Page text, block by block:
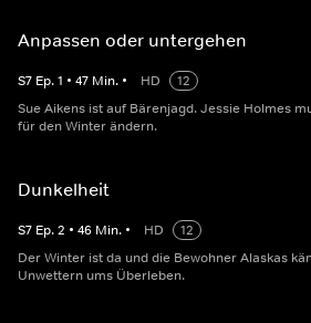
Anpassen oder untergehen
S7 Ep.1 • 47 Min. • HD
12
Sue Aikens ist auf Bärenjagd. Jessie Holmes
für den Winter ändern.
Dunkelheit
S7 Ep.2 • 46 Min. • HD
12
Der Winter ist da und die Bewohner Alaskas
Unwettern ums Überleben.